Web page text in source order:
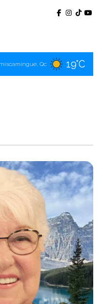
La Sarre, Qc 20°C